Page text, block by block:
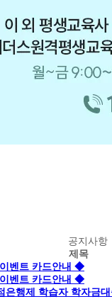
공지사항
제목
벤트 카드안내 ◆
벤트 카드안내 ◆
행제 학습자 학자금